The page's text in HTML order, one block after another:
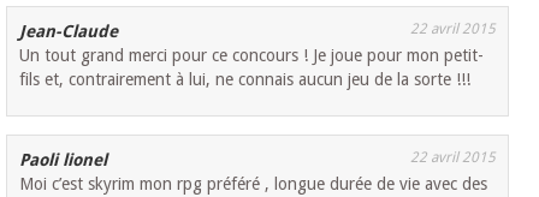
Jean-Claude 22 avril 2015
Un tout grand merci pour ce concours ! Je joue pour mon petit-
fils et, contrairement à lui, ne connais aucun jeu de la sorte !!!
Paoli lionel 22 avril 2015
Moi c’est skyrim mon rpg préféré , longue durée de vie avec des